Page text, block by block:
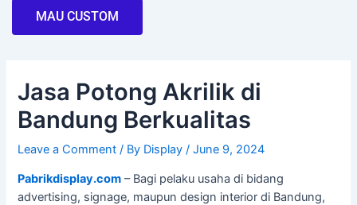
MAU CUSTOM
Jasa Potong Akrilik di
Bandung Berkualitas
Leave a Comment / By Display/June 9, 2024
Pabrikdisplay.com – Bagi pelaku usaha di bidang
advertising, signage, maupun design interior di Bandung,